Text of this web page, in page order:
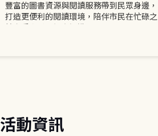
豐富的圖書資源與閱讀服務帶到民眾身邊，
打造更便利的閱讀環境，陪伴市民在忙碌之
活動資訊